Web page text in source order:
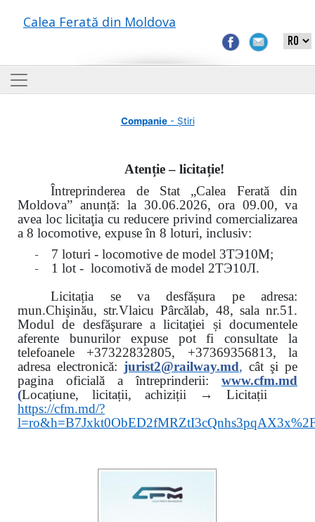
Calea Ferată din Moldova
Companie- Știri
Atenție – licitație!
Întreprinderea de Stat „Calea Ferată din
Moldova” anunță: la 30.06.2026, ora 09.00, va
avea loc licitaţia cu reducere privind comercializarea
a 8 locomotive, expuse în 8 loturi, inclusiv:
- 7 loturi - locomotive de model 3ТЭ10М;
- 1 lot - locomotivă de model 2ТЭ10Л.
Licitația se va desfășura pe adresa:
mun.Chişinău, str.Vlaicu Pârcălab, 48, sala nr.51.
Modul de desfăşurare a licitaţiei și documentele
aferente bunurilor expuse pot fi consultate la
telefoanele +37322832805, +37369356813, la
adresa electronică: jurist2@railway.md, cât şi pe
pagina oficială a întreprinderii:
www.cfm.md
(Locațiune, licitații, achiziții → Licitații
https://cfm.md/?